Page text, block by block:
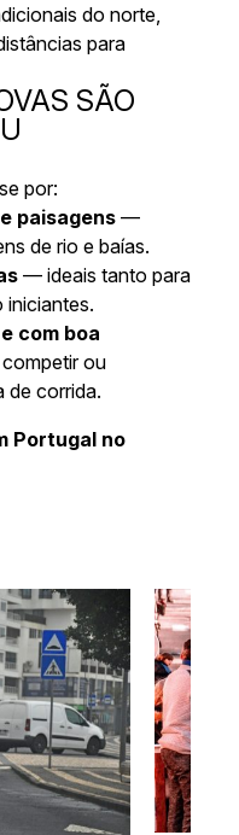
do norte,
para
SÃO
por:
paisagens —
de rio e baías.
— ideais tanto para
com boa
ou
de corrida.
Portugal no